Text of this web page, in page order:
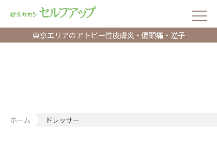
東京エリアのアトピー性皮膚炎・偏頭痛・逆子
ホーム ドレッサー